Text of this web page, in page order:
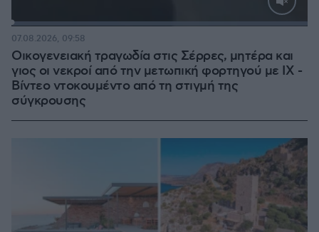
Loaded:
Οικογενειακή τραγωδία στις Σέρρες, μητέρα και
γιος οι νεκροί από την μετωπική φορτηγού με ΙΧ -
Βίντεο ντοκουμέντο από τη στιγμή της
σύγκρουσης
07.08.2026, 09:58